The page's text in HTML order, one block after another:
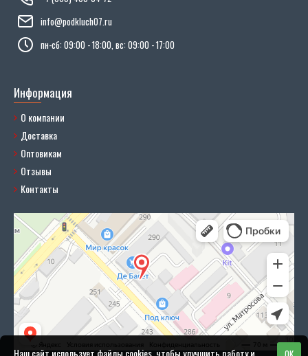
info@podkluch07.ru
пн-сб: 09:00 - 18:00, вс: 09:00 - 17:00
Информация
О компании
Доставка
Оптовикам
Отзывы
Контакты
Наш сайт использует файлы cookies, чтобы улучшить работу и